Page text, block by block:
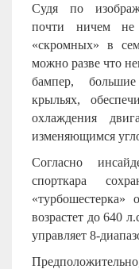
Судя по
почти ничем не
«скромных» в
можно разве что
бампер,
крыльях,
охлаждения
изменяющимся
Согласно
спорткара
возрастет до 640
управляет 8-